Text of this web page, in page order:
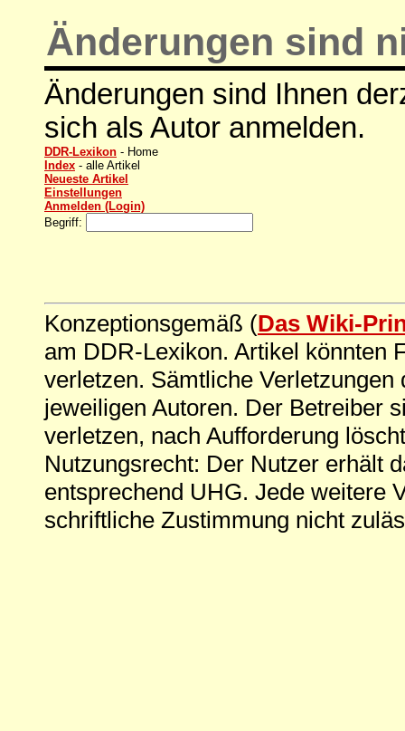
Änderungen sind
Änderungen sind Ihnen
sich als Autor anmelden.
DDR-Lexikon - Home
Index - alle Artikel
Neueste Artikel
Einstellungen
Anmelden (Login)
Begriff:
Konzeptionsgemäß (Das Wiki-
am DDR-Lexikon. Artikel könnten
verletzen. Sämtliche
jeweiligen Autoren. Der Betreiber
verletzen, nach Aufforderung
Nutzungsrecht: Der Nutzer erhält
entsprechend UHG. Jede weitere
schriftliche Zustimmung nicht